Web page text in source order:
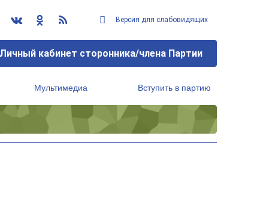
Версия для слабовидящих
Личный кабинет сторонника/члена Партии
Мультимедиа Вступить в партию